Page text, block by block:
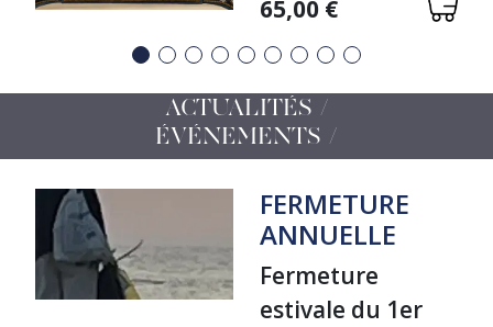
65,00 €
Précédent
Suivant
ACTUALITÉS /
ÉVÉNEMENTS
FERMETURE
ANNUELLE
Fermeture
estivale du 1er